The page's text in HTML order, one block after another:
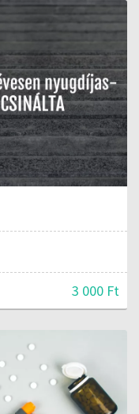
3 000 Ft